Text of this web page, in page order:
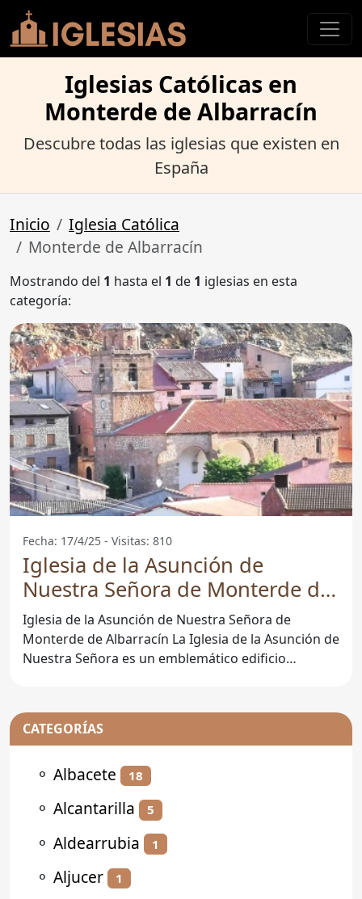
Iglesias Católicas en
Monterde de Albarracín
Descubre todas las iglesias que existen en
España
Inicio
Iglesia Católica
Monterde de Albarracín
Mostrando del 1 hasta el 1 de 1 iglesias en esta
categoría:
Fecha: 17/4/25 - Visitas: 810
Iglesia de la Asunción de
Nuestra Señora de Monterde de
Albarracín - Monterde De
Albarracín
Iglesia de la Asunción de Nuestra Señora de
Monterde de Albarracín La Iglesia de la Asunción de
Nuestra Señora es un emblemático edificio
CATEGORÍAS
⚬ Albacete 18
⚬ Alcantarilla 5
⚬ Aldearrubia 1
⚬ Aljucer 1